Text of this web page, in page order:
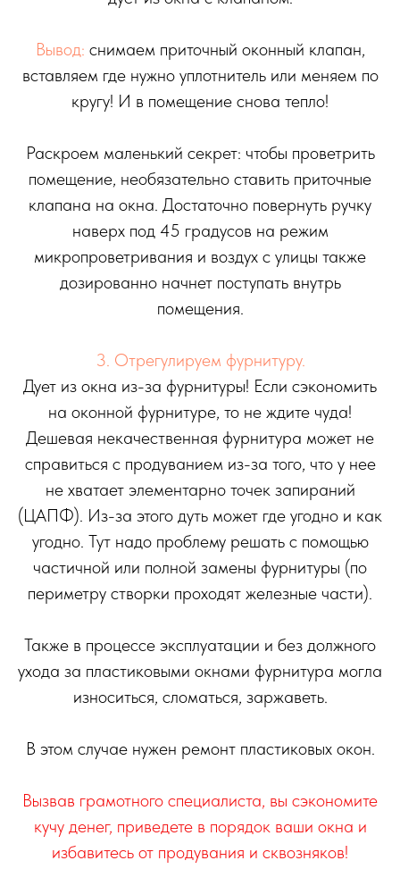
Вывод: снимаем приточный оконный клапан,
вставляем где нужно уплотнитель или меняем по
кругу! И в помещение снова тепло!
Раскроем маленький секрет: чтобы проветрить
помещение, необязательно ставить приточные
клапана на окна. Достаточно повернуть ручку
наверх под 45 градусов на режим
микропроветривания и воздух с улицы также
дозированно начнет поступать внутрь
помещения.
3. Отрегулируем фурнитуру.
Дует из окна из-за фурнитуры! Если сэкономить
на оконной фурнитуре, то не ждите чуда!
Дешевая некачественная фурнитура может не
справиться с продуванием из-за того, что у нее
не хватает элементарно точек запираний
(ЦАПФ). Из-за этого дуть может где угодно и как
угодно. Тут надо проблему решать с помощью
частичной или полной замены фурнитуры (по
периметру створки проходят железные части).
Также в процессе эксплуатации и без должного
ухода за пластиковыми окнами фурнитура могла
износиться, сломаться, заржаветь.
В этом случае нужен ремонт пластиковых окон.
Вызвав грамотного специалиста, вы сэкономите
кучу денег, приведете в порядок ваши окна и
избавитесь от продувания и сквозняков!